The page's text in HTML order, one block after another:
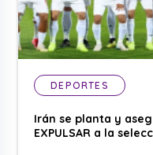
DEPORTES
Irán se planta y
EXPULSAR a la